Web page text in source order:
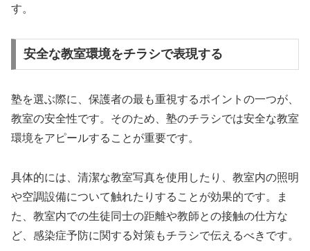
す。
安全な教室環境をチラシで表現する
塾を選ぶ際に、保護者の最も重視するポイントの一つが、
教室の安全性です。そのため、塾のチラシでは安全な教室
環境をアピールすることが重要です。
具体的には、清潔な教室写真を使用したり、教室内の照明
や空調設備について触れたりすることが効果的です。ま
た、教室内での生徒同士の距離や教師との接触の仕方な
ど、感染症予防に関する対策もチラシで伝えるべきです。